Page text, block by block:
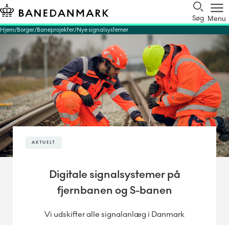
Søg Menu
Hjem Borger Baneprojekter Nye signalsystemer
AKTUELT
Digitale signalsystemer på
fjernbanen og S-banen
Vi udskifter alle signalanlæg i Danmark